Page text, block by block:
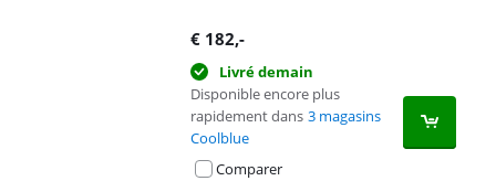
€ 182,-
Livré demain
Disponible encore plus
rapidement dans 3 magasins
Coolblue
Comparer